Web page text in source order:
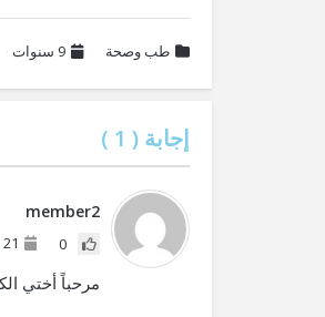
طب وصحة 9 سنوات
إجابة ( 1
)
member2
0 21 يوليو، 2017 في 8:00 م
مرحباً أختي